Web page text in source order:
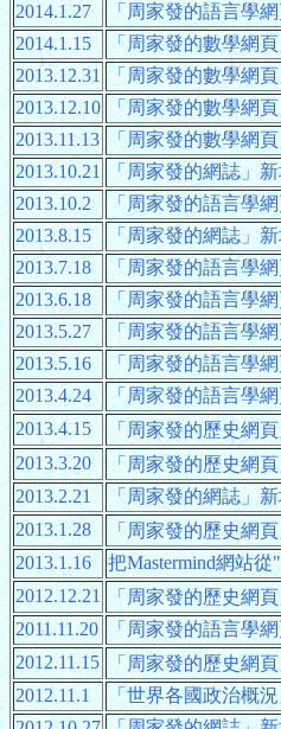
2014.1.27
「周家發的語言學
2014.1.15
「周家發的數學網
2013.12.31 「周家發的數學網
2013.12.10 「周家發的數學網
2013.11.13 「周家發的數學網
2013.10.21 「周家發的網誌」新
2013.10.2
「周家發的語言學
2013.8.15
「周家發的網誌」
2013.7.18
「周家發的語言學
2013.6.18
「周家發的語言學
2013.5.27
「周家發的語言學
2013.5.16
「周家發的語言學
2013.4.24
「周家發的語言學
2013.4.15
「周家發的歷史網
2013.3.20
「周家發的歷史網
2013.2.21
「周家發的網誌」
2013.1.28
「周家發的歷史網
2013.1.16
把Mastermind網站從
2012.12.21 「周家發的歷史網
2011.11.20 「周家發的語言學
2012.11.15 「周家發的歷史網
2012.11.1
「世界各國政治概